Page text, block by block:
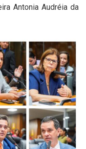
Antonia Audréia da